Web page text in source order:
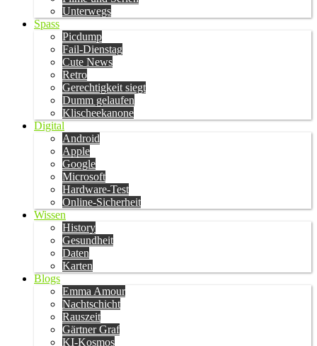
Unterwegs
Spass
Picdump
Fail-Dienstag
Cute News
Retro
Gerechtigkeit siegt
Dumm gelaufen
Klischeekanone
Digital
Android
Apple
Google
Microsoft
Hardware-Test
Online-Sicherheit
Wissen
History
Gesundheit
Daten
Karten
Blogs
Emma Amour
Nachtschicht
Rauszeit
Gärtner Graf
KI-Kosmos